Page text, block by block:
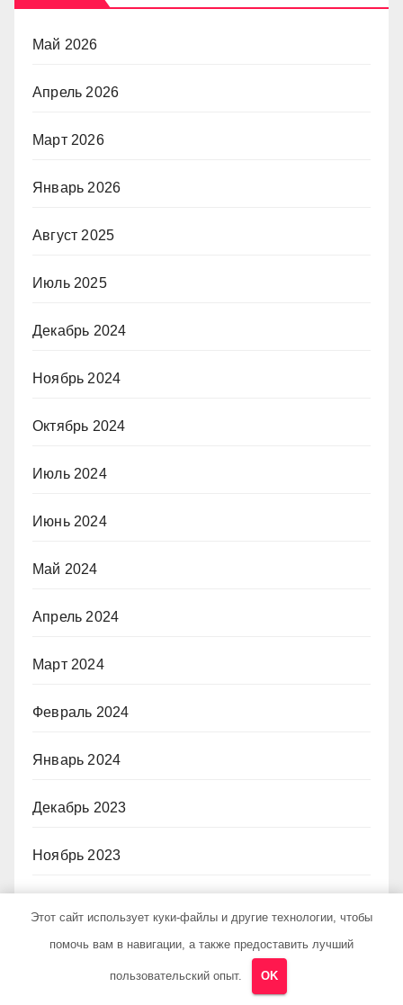
Май 2026
Апрель 2026
Март 2026
Январь 2026
Август 2025
Июль 2025
Декабрь 2024
Ноябрь 2024
Октябрь 2024
Июль 2024
Июнь 2024
Май 2024
Апрель 2024
Март 2024
Февраль 2024
Январь 2024
Декабрь 2023
Ноябрь 2023
Август 2023
Этот сайт использует куки-файлы и другие технологии, чтобы
помочь вам в навигации, а также предоставить лучший
пользовательский опыт. OK